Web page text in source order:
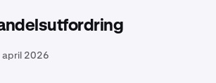
april 2026